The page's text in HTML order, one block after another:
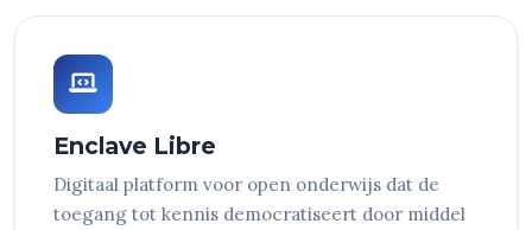
Enclave Libre
Digitaal platform voor open onderwijs dat de
toegang tot kennis democratiseert door middel